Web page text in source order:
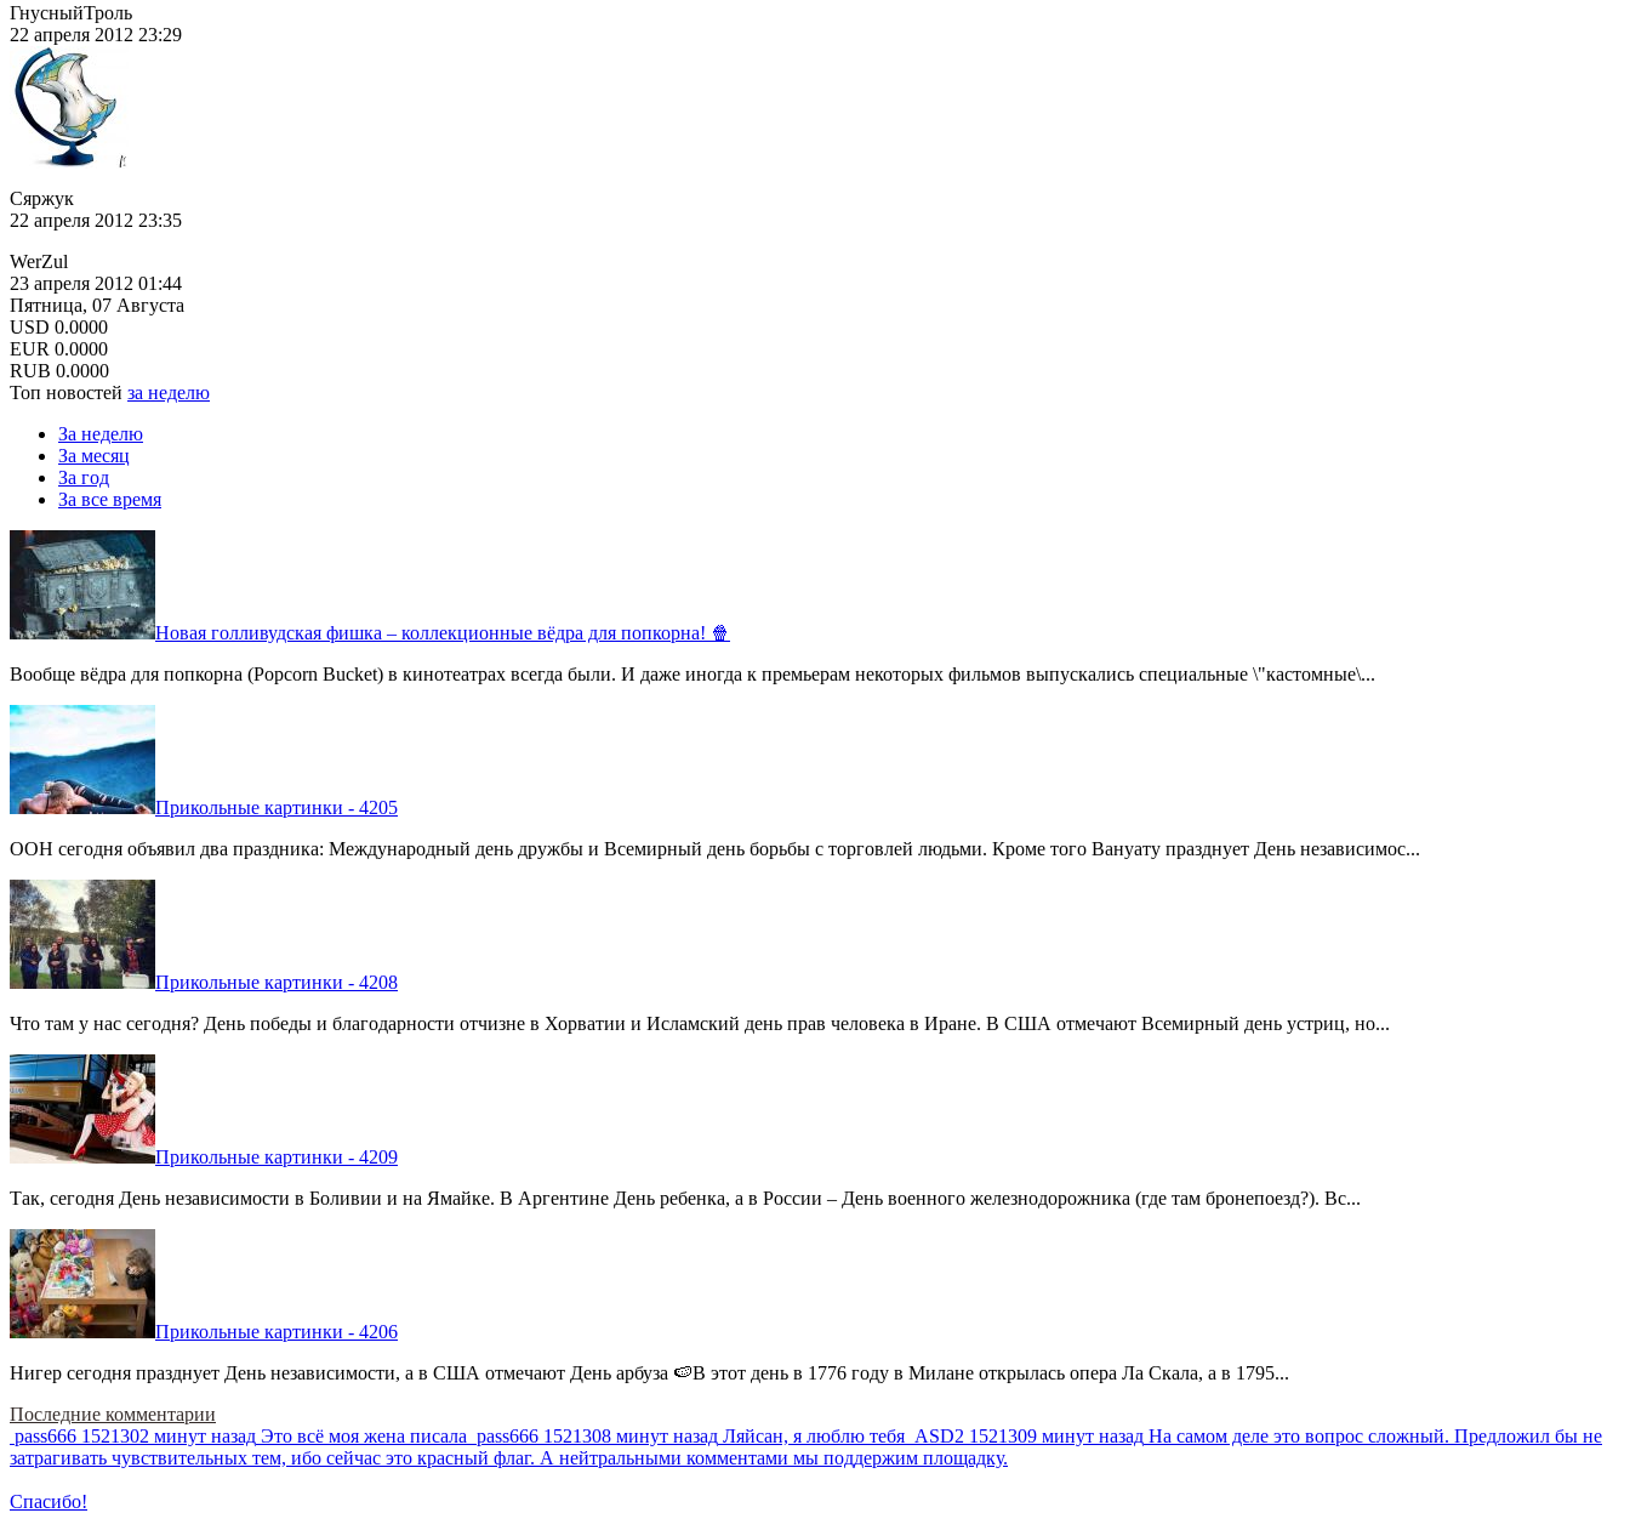
ГнусныйТроль
22 апреля 2012 23:29
Сяржук
22 апреля 2012 23:35
WerZul
23 апреля 2012 01:44
Пятница, 07 Августа
USD 0.0000
EUR 0.0000
RUB 0.0000
Топ новостей за неделю
За неделю
За месяц
За год
За все время
Новая голливудская фишка – коллекционные вёдра для попкорна! 🍿
Вообще вёдра для попкорна (Popcorn Bucket) в кинотеатрах всегда были. И даже иногда к премьерам некоторых фильмов выпускались специальные \"кастомные\...
Прикольные картинки - 4205
ООН сегодня объявил два праздника: Международный день дружбы и Всемирный день борьбы с торговлей людьми. Кроме того Вануату празднует День независимос...
Прикольные картинки - 4208
Что там у нас сегодня? День победы и благодарности отчизне в Хорватии и Исламский день прав человека в Иране. В США отмечают Всемирный день устриц, но...
Прикольные картинки - 4209
Так, сегодня День независимости в Боливии и на Ямайке. В Аргентине День ребенка, а в России – День военного железнодорожника (где там бронепоезд?). Вс...
Прикольные картинки - 4206
Нигер сегодня празднует День независимости, а в США отмечают День арбуза 🍉В этот день в 1776 году в Милане открылась опера Ла Скала, а в 1795...
Последние комментарии
pass666 1521302 минут назад Это всё моя жена писала pass666 1521308 минут назад Ляйсан, я люблю тебя ASD2 1521309 минут назад На самом деле это вопрос сложный. Предложил бы не
затрагивать чувствительных тем, ибо сейчас это красный флаг. А нейтральными комментами мы поддержим площадку.
Спасибо!